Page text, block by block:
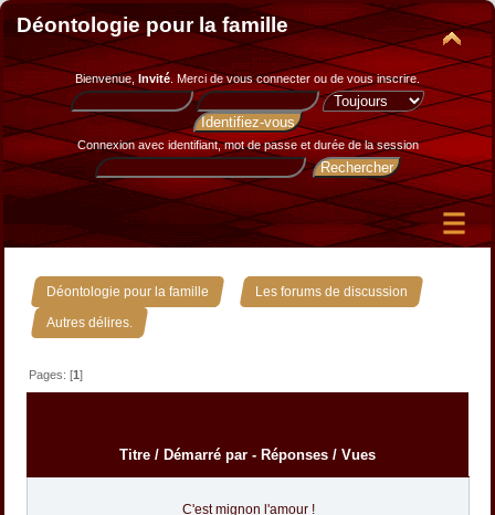
Déontologie pour la famille
Bienvenue, Invité. Merci devous connecter ou de vous inscrire.
Connexion avec identifiant, mot de passe et durée de la session
Déontologie pour la famille » Les forums de discussion »
Autres délires.
Pages: [1]
Titre / Démarré par - Réponses / Vues
C'est mignon l'amour !